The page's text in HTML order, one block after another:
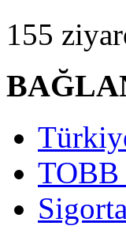
155
TOBB